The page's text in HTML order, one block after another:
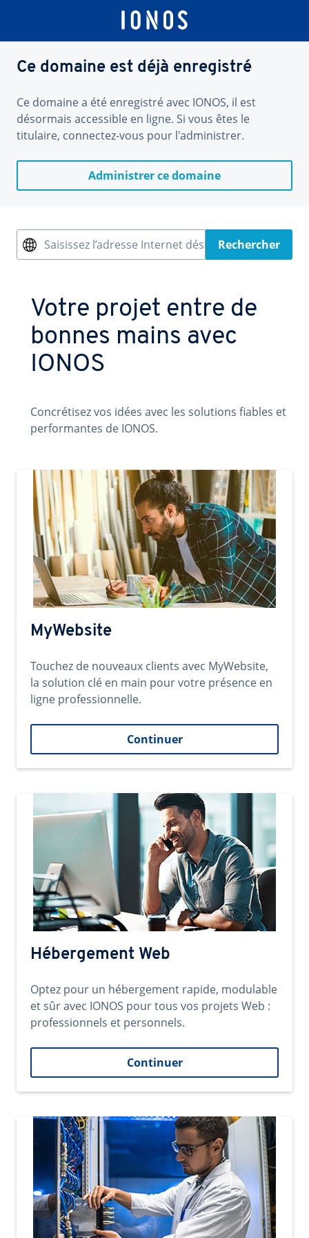
Ce domaine est déjà enregistré
Ce domaine a été enregistré avec IONOS, il est
désormais accessible en ligne. Si vous êtes le
titulaire, connectez-vous pour l'administrer.
Administrer ce domaine
Saisissez l’adresse Internet désiréeRechercher
Votre projet entre de
bonnes mains avec
IONOS
Concrétisez vos idées avec les solutions fiables et
performantes de IONOS.
MyWebsite
Touchez de nouveaux clients avec MyWebsite,
la solution clé en main pour votre présence en
ligne professionnelle.
Continuer
Hébergement Web
Optez pour un hébergement rapide, modulable
et sûr avec IONOS pour tous vos projets Web :
professionnels et personnels.
Continuer